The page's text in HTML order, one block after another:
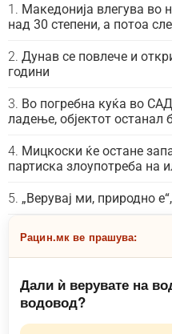
Македонија влегува во
над 30 степени, а потоа
Дунав се повлече и
години
Во погребна куќа во
ладење, објектот останал
Мицкоски ќе остане
партиска злоупотреба на
„Верувај ми, природно
Рацин.мк ве прашува:
Дали ѝ верувате на
водовод?